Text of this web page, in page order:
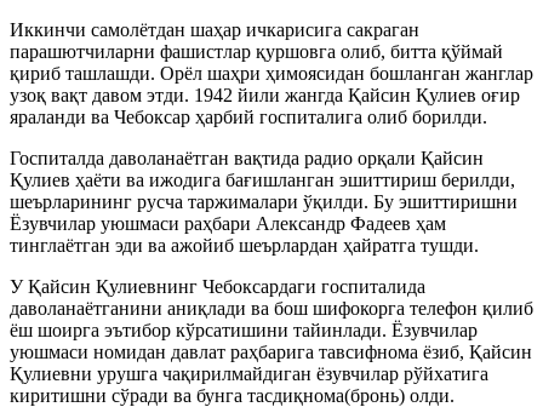
Иккинчи самолётдан шаҳар ичкарисига сакраган
парашютчиларни фашистлар қуршовга олиб, битта қўймай
қириб ташлашди. Орёл шаҳри ҳимоясидан бошланган жанглар
узоқ вақт давом этди. 1942 йили жангда Қайсин Қулиев оғир
яраланди ва Чебоксар ҳарбий госпиталига олиб борилди.
Госпиталда даволанаётган вақтида радио орқали Қайсин
Қулиев ҳаёти ва ижодига бағишланган эшиттириш берилди,
шеърларининг русча таржималари ўқилди. Бу эшиттиришни
Ёзувчилар уюшмаси раҳбари Александр Фадеев ҳам
тинглаётган эди ва ажойиб шеърлардан ҳайратга тушди.
У Қайсин Қулиевнинг Чебоксардаги госпиталида
даволанаётганини аниқлади ва бош шифокорга телефон қилиб
ёш шоирга эътибор кўрсатишини тайинлади. Ёзувчилар
уюшмаси номидан давлат раҳбарига тавсифнома ёзиб, Қайсин
Қулиевни урушга чақирилмайдиган ёзувчилар рўйхатига
киритишни сўради ва бунга тасдиқнома(бронь) олди.